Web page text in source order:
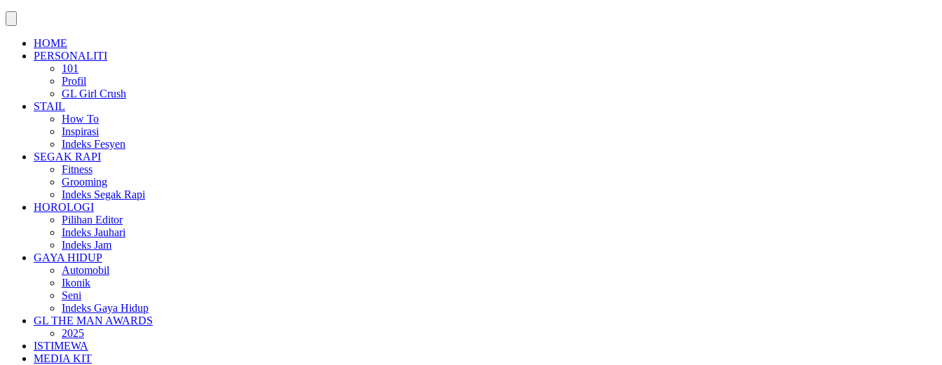
HOME
PERSONALITI
101
Profil
GL Girl Crush
STAIL
How To
Inspirasi
Indeks Fesyen
SEGAK RAPI
Fitness
Grooming
Indeks Segak Rapi
HOROLOGI
Pilihan Editor
Indeks Jauhari
Indeks Jam
GAYA HIDUP
Automobil
Ikonik
Seni
Indeks Gaya Hidup
GL THE MAN AWARDS
2025
ISTIMEWA
MEDIA KIT